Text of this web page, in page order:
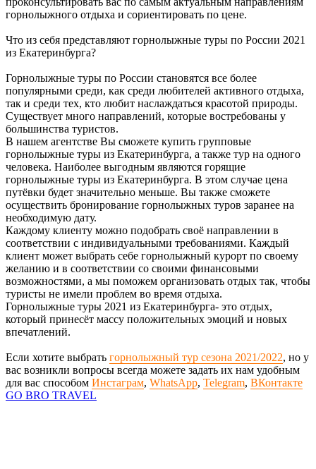
горнолыжного отдыха и сориентировать по цене.
Что из себя представляют горнолыжные туры по России 2021
из Екатеринбурга?
Горнолыжные туры по России становятся все более
популярными среди, как среди любителей активного отдыха,
так и среди тех, кто любит наслаждаться красотой природы.
Существует много направлений, которые востребованы у
большинства туристов.
В нашем агентстве Вы сможете купить групповые
горнолыжные туры из Екатеринбурга, а также тур на одного
человека. Наиболее выгодным являются горящие
горнолыжные туры из Екатеринбурга. В этом случае цена
путёвки будет значительно меньше. Вы также сможете
осуществить бронирование горнолыжных туров заранее на
необходимую дату.
Каждому клиенту можно подобрать своё направлении в
соответствии с индивидуальными требованиями. Каждый
клиент может выбрать себе горнолыжный курорт по своему
желанию и в соответствии со своими финансовыми
возможностями, а мы поможем организовать отдых так, чтобы
туристы не имели проблем во время отдыха.
Горнолыжные туры 2021 из Екатеринбурга- это отдых,
который принесёт массу положительных эмоций и новых
впечатлений.
Если хотите выбрать горнолыжный тур сезона 2021/2022, но у
вас возникли вопросы всегда можете задать их нам удобным
для вас способом Инстаграм, WhatsApp, Telegram, ВКонтакте
GO BRO TRAVEL